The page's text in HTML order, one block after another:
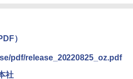
] スチームオーブンレンジ 省エネ
率 15L 一人暮らし 二人暮らし スチ
調理 フラットテーブル トースト機
）
pdf/release_20220825_oz.pdf
社